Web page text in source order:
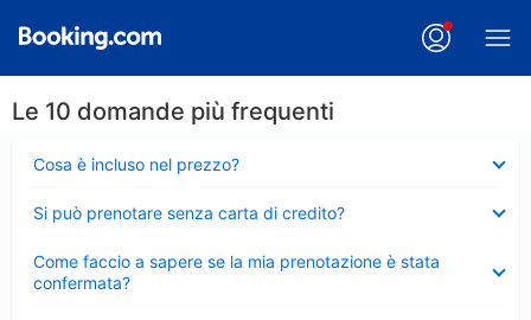
Le 10 domande più frequenti
Cosa è incluso nel prezzo?
chiuso
Si può prenotare senza carta di credito?
chiuso
Come faccio a sapere se la mia prenotazione è stata
confermata?
chiuso